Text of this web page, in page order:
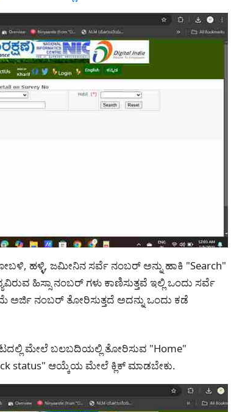
ಹಳ್ಳಿ, ಜಮೀನಿನ ಸರ್ವೆ ನಂಬರ್ ಅನ್ನು ಹಾಕಿ "Search"
ಹಿಸ್ಸಾ ನಂಬರ್ ಗಳು ಕಾಣಿಸುತ್ತವೆ ಇಲ್ಲಿ ಒಂದು ಸರ್ವೆ
ನಂಬರ್ ತೋರಿಸುತ್ತದೆ ಅದನ್ನು ಒಂದು ಕಡೆ
ಮೇಲೆ ಬಲಬದಿಯಲ್ಲಿ ತೋರಿಸುವ "Home"
status" ಆಯ್ಕೆಯ ಮೇಲೆ ಕ್ಲಿಕ್ ಮಾಡಬೇಕು.